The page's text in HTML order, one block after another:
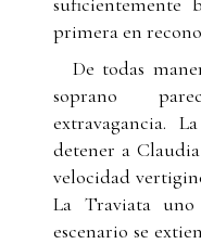
primera en
De todas
soprano
extravagancia.
detener a
velocidad
La Traviata
escenario se